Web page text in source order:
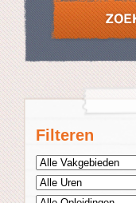
Filteren